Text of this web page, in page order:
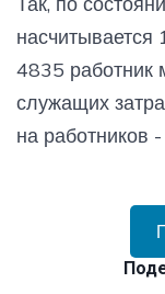
4835 работник
служащих
на работников